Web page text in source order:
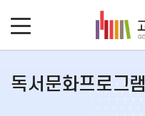
독서문화프로그램